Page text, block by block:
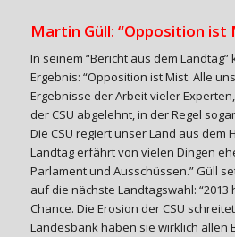
Martin Güll: “Opposition ist
In seinem “Bericht aus dem
Ergebnis: “Opposition ist Mist. Alle
Ergebnisse der Arbeit vieler
der CSU abgelehnt, in der Regel
Die CSU regiert unser Land aus dem
Landtag erfährt von vielen Dingen
Parlament und Ausschüssen.” Güll
auf die nächste Landtagswahl:
Chance. Die Erosion der CSU
Landesbank haben sie wirklich allen